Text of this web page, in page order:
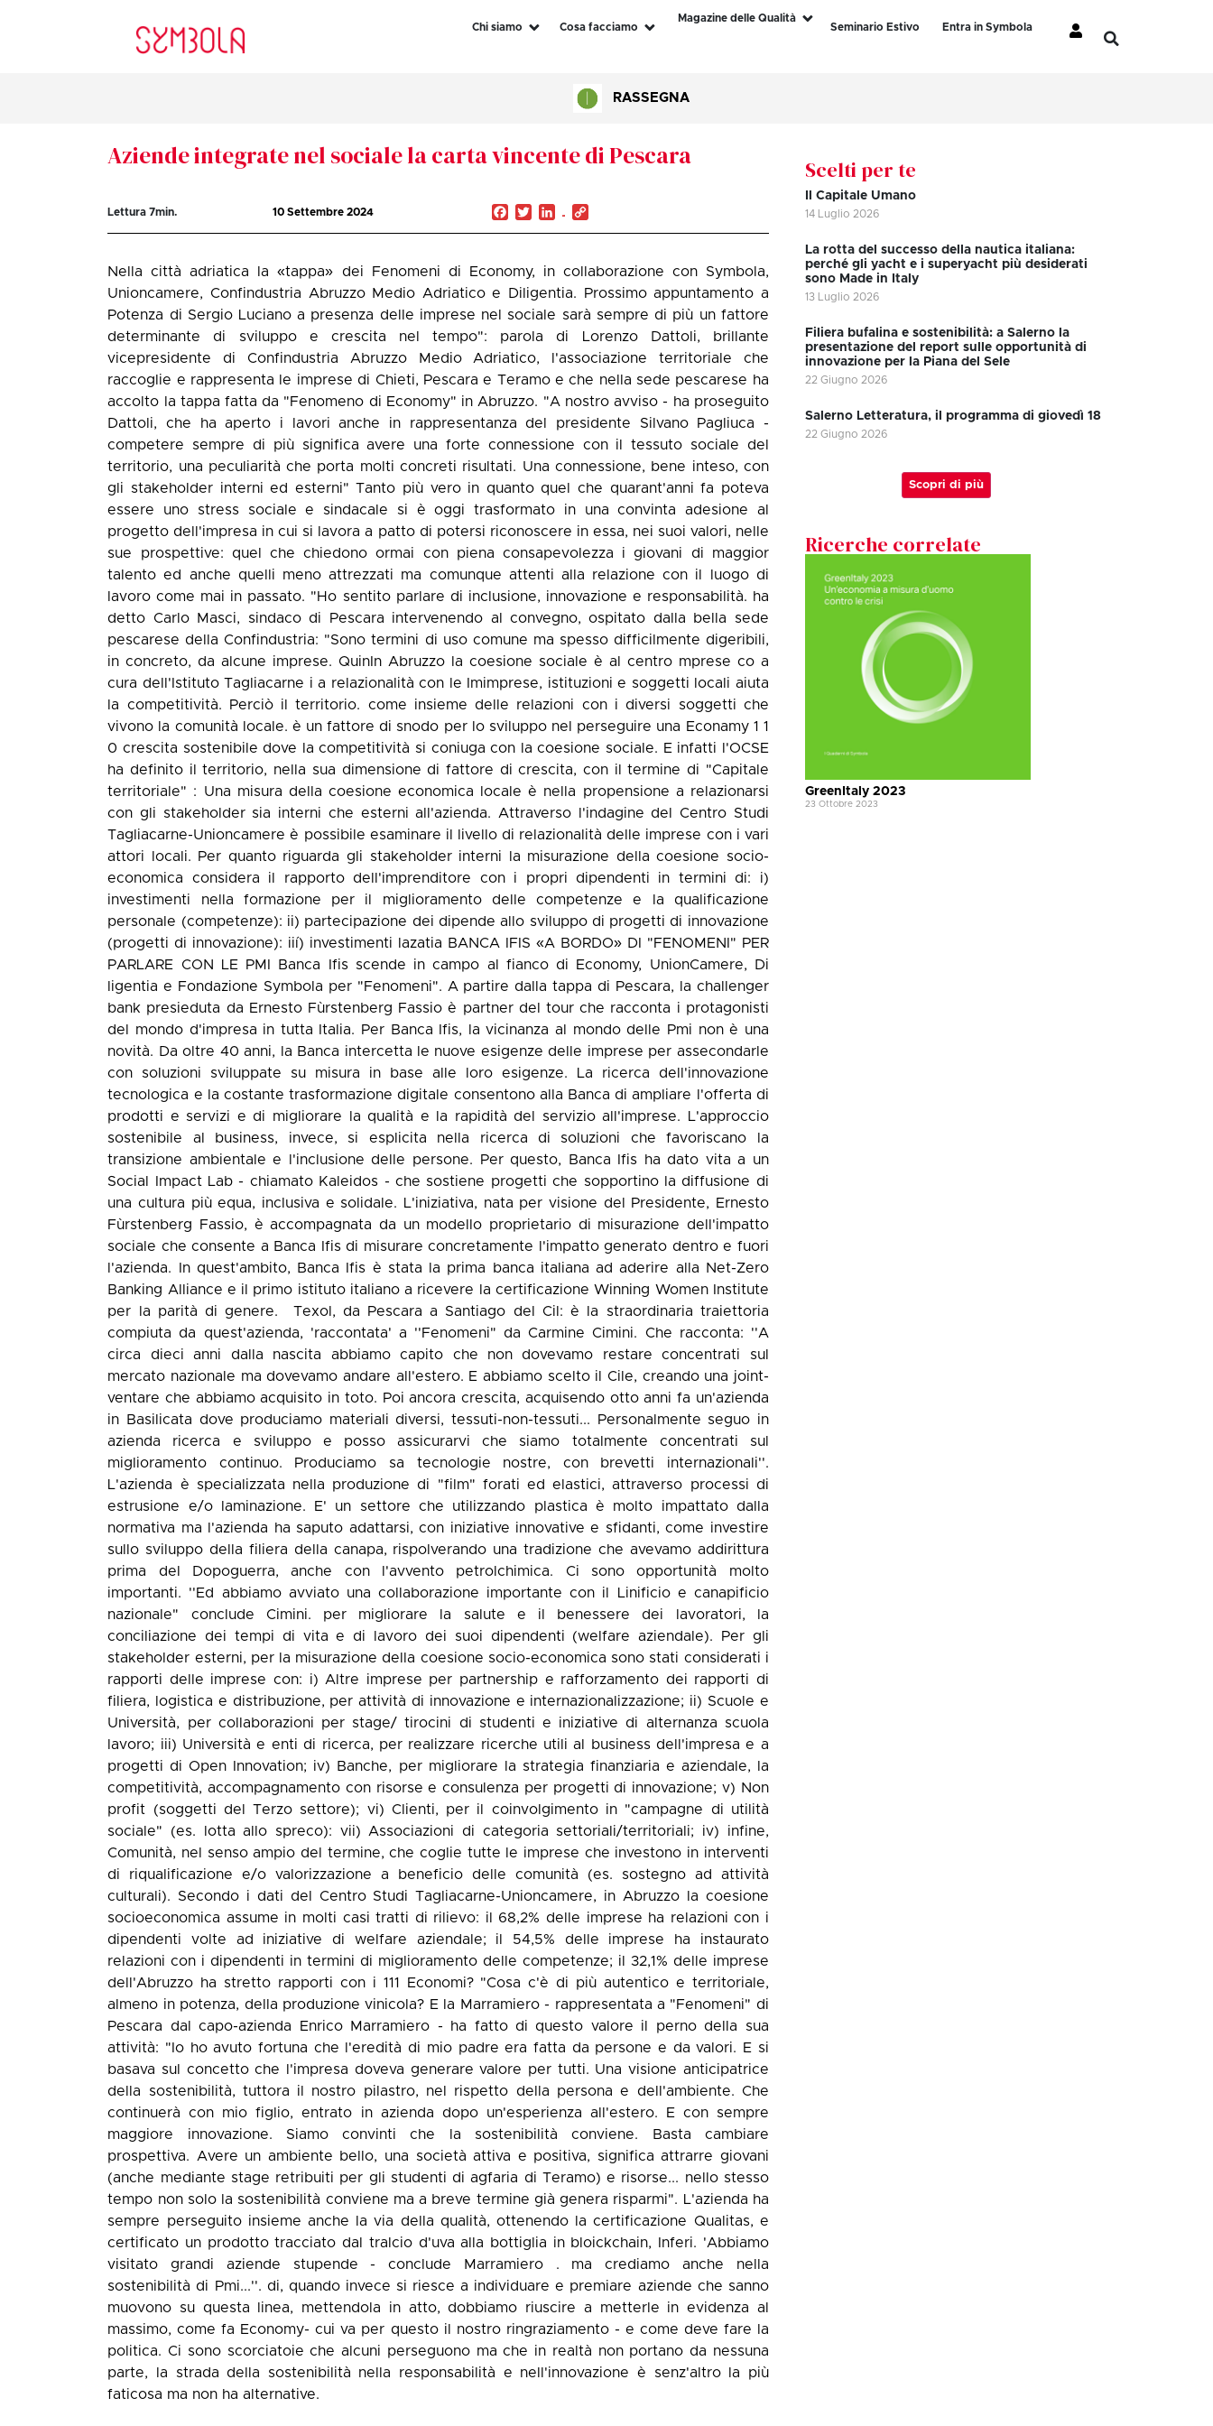
Chi siamo Cosa facciamo
Magazine delle Qualità
Seminario Estivo
Entra in Symbola
RASSEGNA
Aziende integrate nel sociale la carta vincente di Pescara
Lettura7min. 10 Settembre 2024 Facebook
TwitterLinkedIn
Nella città adriatica la «tappa» dei Fenomeni di Economy, in collaborazione con Symbola,
Unioncamere, Confindustria Abruzzo Medio Adriatico e Diligentia. Prossimo appuntamento a
Potenza di Sergio Luciano a presenza delle imprese nel sociale sarà sempre di più un fattore
determinante di sviluppo e crescita nel tempo": parola di Lorenzo Dattoli, brillante
vicepresidente di Confindustria Abruzzo Medio Adriatico, l'associazione territoriale che
raccoglie e rappresenta le imprese di Chieti, Pescara e Teramo e che nella sede pescarese ha
accolto la tappa fatta da "Fenomeno di Economy" in Abruzzo. "A nostro avviso - ha proseguito
Dattoli, che ha aperto i lavori anche in rappresentanza del presidente Silvano Pagliuca -
competere sempre di più significa avere una forte connessione con il tessuto sociale del
territorio, una peculiarità che porta molti concreti risultati. Una connessione, bene inteso, con
gli stakeholder interni ed esterni" Tanto più vero in quanto quel che quarant'anni fa poteva
essere uno stress sociale e sindacale si è oggi trasformato in una convinta adesione al
progetto dell'impresa in cui si lavora a patto di potersi riconoscere in essa, nei suoi valori, nelle
sue prospettive: quel che chiedono ormai con piena consapevolezza i giovani di maggior
talento ed anche quelli meno attrezzati ma comunque attenti alla relazione con il luogo di
lavoro come mai in passato. "Ho sentito parlare di inclusione, innovazione e responsabilità. ha
detto Carlo Masci, sindaco di Pescara intervenendo al convegno, ospitato dalla bella sede
pescarese della Confindustria: "Sono termini di uso comune ma spesso difficilmente digeribili,
in concreto, da alcune imprese. QuinIn Abruzzo la coesione sociale è al centro mprese co a
cura dell'Istituto Tagliacarne i a relazionalità con le Imimprese, istituzioni e soggetti locali aiuta
la competitività. Perciò il territorio. come insieme delle relazioni con i diversi soggetti che
vivono la comunità locale. è un fattore di snodo per lo sviluppo nel perseguire una Econamy 1 1
0 crescita sostenibile dove la competitività si coniuga con la coesione sociale. E infatti l'OCSE
ha definito il territorio, nella sua dimensione di fattore di crescita, con il termine di "Capitale
territoriale" : Una misura della coesione economica locale è nella propensione a relazionarsi
con gli stakeholder sia interni che esterni all'azienda. Attraverso l'indagine del Centro Studi
Tagliacarne-Unioncamere è possibile esaminare il livello di relazionalità delle imprese con i vari
attori locali. Per quanto riguarda gli stakeholder interni la misurazione della coesione socio-
economica considera il rapporto dell'imprenditore con i propri dipendenti in termini di: i)
investimenti nella formazione per il miglioramento delle competenze e la qualificazione
personale (competenze): ii) partecipazione dei dipende allo sviluppo di progetti di innovazione
(progetti di innovazione): iií) investimenti lazatia BANCA IFIS «A BORDO» DI "FENOMENI" PER
PARLARE CON LE PMI Banca Ifis scende in campo al fianco di Economy, UnionCamere, Di
ligentia e Fondazione Symbola per "Fenomeni". A partire dalla tappa di Pescara, la challenger
bank presieduta da Ernesto Fùrstenberg Fassio è partner del tour che racconta i protagonisti
del mondo d'impresa in tutta Italia. Per Banca Ifis, la vicinanza al mondo delle Pmi non è una
novità. Da oltre 40 anni, la Banca intercetta le nuove esigenze delle imprese per assecondarle
con soluzioni sviluppate su misura in base alle loro esigenze. La ricerca dell'innovazione
tecnologica e la costante trasformazione digitale consentono alla Banca di ampliare l'offerta di
prodotti e servizi e di migliorare la qualità e la rapidità del servizio all'imprese. L'approccio
sostenibile al business, invece, si esplicita nella ricerca di soluzioni che favoriscano la
transizione ambientale e l'inclusione delle persone. Per questo, Banca Ifis ha dato vita a un
Social Impact Lab - chiamato Kaleidos - che sostiene progetti che sopportino la diffusione di
una cultura più equa, inclusiva e solidale. L'iniziativa, nata per visione del Presidente, Ernesto
Fùrstenberg Fassio, è accompagnata da un modello proprietario di misurazione dell'impatto
sociale che consente a Banca Ifis di misurare concretamente l'impatto generato dentro e fuori
l'azienda. In quest'ambito, Banca Ifis è stata la prima banca italiana ad aderire alla Net-Zero
Banking Alliance e il primo istituto italiano a ricevere la certificazione Winning Women Institute
per la parità di genere. Texol, da Pescara a Santiago del Cil: è la straordinaria traiettoria
compiuta da quest'azienda, 'raccontata' a ''Fenomeni" da Carmine Cimini. Che racconta: ''A
circa dieci anni dalla nascita abbiamo capito che non dovevamo restare concentrati sul
mercato nazionale ma dovevamo andare all'estero. E abbiamo scelto il Cile, creando una joint-
ventare che abbiamo acquisito in toto. Poi ancora crescita, acquisendo otto anni fa un'azienda
in Basilicata dove produciamo materiali diversi, tessuti-non-tessuti... Personalmente seguo in
azienda ricerca e sviluppo e posso assicurarvi che siamo totalmente concentrati sul
miglioramento continuo. Produciamo sa tecnologie nostre, con brevetti internazionali''.
L'azienda è specializzata nella produzione di "film" forati ed elastici, attraverso processi di
estrusione e/o laminazione. E' un settore che utilizzando plastica è molto impattato dalla
normativa ma l'azienda ha saputo adattarsi, con iniziative innovative e sfidanti, come investire
sullo sviluppo della filiera della canapa, rispolverando una tradizione che avevamo addirittura
prima del Dopoguerra, anche con l'avvento petrolchimica. Ci sono opportunità molto
importanti. ''Ed abbiamo avviato una collaborazione importante con il Linificio e canapificio
nazionale" conclude Cimini. per migliorare la salute e il benessere dei lavoratori, la
conciliazione dei tempi di vita e di lavoro dei suoi dipendenti (welfare aziendale). Per gli
stakeholder esterni, per la misurazione della coesione socio-economica sono stati considerati i
rapporti delle imprese con: i) Altre imprese per partnership e rafforzamento dei rapporti di
filiera, logistica e distribuzione, per attività di innovazione e internazionalizzazione; ii) Scuole e
Università, per collaborazioni per stage/ tirocini di studenti e iniziative di alternanza scuola
lavoro; iii) Università e enti di ricerca, per realizzare ricerche utili al business dell'impresa e a
progetti di Open Innovation; iv) Banche, per migliorare la strategia finanziaria e aziendale, la
competitività, accompagnamento con risorse e consulenza per progetti di innovazione; v) Non
profit (soggetti del Terzo settore); vi) Clienti, per il coinvolgimento in "campagne di utilità
sociale" (es. lotta allo spreco): vii) Associazioni di categoria settoriali/territoriali; iv) infine,
Comunità, nel senso ampio del termine, che coglie tutte le imprese che investono in interventi
di riqualificazione e/o valorizzazione a beneficio delle comunità (es. sostegno ad attività
culturali). Secondo i dati del Centro Studi Tagliacarne-Unioncamere, in Abruzzo la coesione
socioeconomica assume in molti casi tratti di rilievo: il 68,2% delle imprese ha relazioni con i
dipendenti volte ad iniziative di welfare aziendale; il 54,5% delle imprese ha instaurato
relazioni con i dipendenti in termini di miglioramento delle competenze; il 32,1% delle imprese
dell'Abruzzo ha stretto rapporti con i 111 Economi? "Cosa c'è di più autentico e territoriale,
almeno in potenza, della produzione vinicola? E la Marramiero - rappresentata a "Fenomeni" di
Pescara dal capo-azienda Enrico Marramiero - ha fatto di questo valore il perno della sua
attività: "Io ho avuto fortuna che l'eredità di mio padre era fatta da persone e da valori. E si
basava sul concetto che l'impresa doveva generare valore per tutti. Una visione anticipatrice
della sostenibilità, tuttora il nostro pilastro, nel rispetto della persona e dell'ambiente. Che
continuerà con mio figlio, entrato in azienda dopo un'esperienza all'estero. E con sempre
maggiore innovazione. Siamo convinti che la sostenibilità conviene. Basta cambiare
prospettiva. Avere un ambiente bello, una società attiva e positiva, significa attrarre giovani
(anche mediante stage retribuiti per gli studenti di agfaria di Teramo) e risorse... nello stesso
tempo non solo la sostenibilità conviene ma a breve termine già genera risparmi". L'azienda ha
sempre perseguito insieme anche la via della qualità, ottenendo la certificazione Qualitas, e
certificato un prodotto tracciato dal tralcio d'uva alla bottiglia in bloickchain, Inferi. 'Abbiamo
visitato grandi aziende stupende - conclude Marramiero . ma crediamo anche nella
sostenibilità di Pmi...''. di, quando invece si riesce a individuare e premiare aziende che sanno
muovono su questa linea, mettendola in atto, dobbiamo riuscire a metterle in evidenza al
massimo, come fa Economy- cui va per questo il nostro ringraziamento - e come deve fare la
politica. Ci sono scorciatoie che alcuni perseguono ma che in realtà non portano da nessuna
parte, la strada della sostenibilità nella responsabilità e nell'innovazione è senz'altro la più
faticosa ma non ha alternative.
Scelti per te
Il Capitale Umano
14 Luglio 2026
La rotta del successo della nautica italiana:
perché gli yacht e i superyacht più desiderati
sono Made in Italy
13 Luglio 2026
Filiera bufalina e sostenibilità: a Salerno la
presentazione del report sulle opportunità di
innovazione per la Piana del Sele
22 Giugno 2026
Salerno Letteratura, il programma di giovedì 18
22 Giugno 2026
Scopri di più
Ricerche correlate
GreenItaly 2023
23 Ottobre 2023